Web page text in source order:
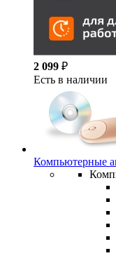
2 099 ₽
Есть в наличии
Компьютерные